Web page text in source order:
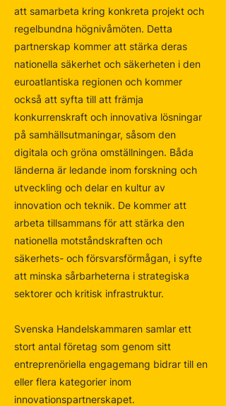
att samarbeta kring konkreta projekt och
regelbundna högnivåmöten. Detta
partnerskap kommer att stärka deras
nationella säkerhet och säkerheten i den
euroatlantiska regionen och kommer
också att syfta till att främja
konkurrenskraft och innovativa lösningar
på samhällsutmaningar, såsom den
digitala och gröna omställningen. Båda
länderna är ledande inom forskning och
utveckling och delar en kultur av
innovation och teknik. De kommer att
arbeta tillsammans för att stärka den
nationella motståndskraften och
säkerhets- och försvarsförmågan, i syfte
att minska sårbarheterna i strategiska
sektorer och kritisk infrastruktur.
Svenska Handelskammaren samlar ett
stort antal företag som genom sitt
entreprenöriella engagemang bidrar till en
eller flera kategorier inom
innovationspartnerskapet.